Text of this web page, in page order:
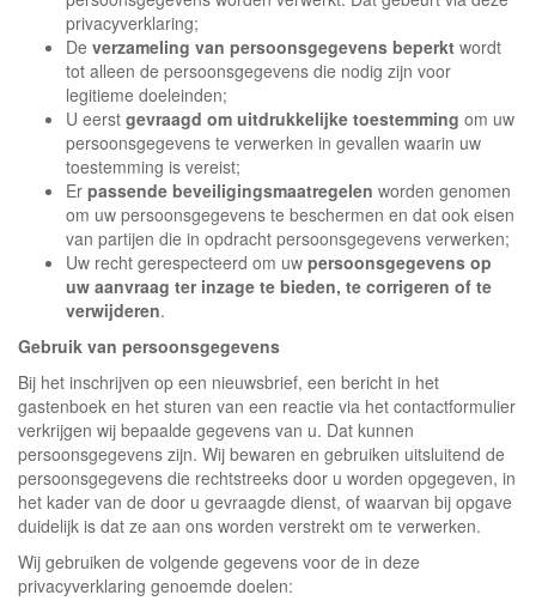
privacyverklaring;
De verzameling van persoonsgegevens beperkt wordt
tot alleen de persoonsgegevens die nodig zijn voor
legitieme doeleinden;
U eerst gevraagd om uitdrukkelijke toestemming om uw
persoonsgegevens te verwerken in gevallen waarin uw
toestemming is vereist;
Er passende beveiligingsmaatregelen worden genomen
om uw persoonsgegevens te beschermen en dat ook eisen
van partijen die in opdracht persoonsgegevens verwerken;
Uw recht gerespecteerd om uw persoonsgegevens op
uw aanvraag ter inzage te bieden, te corrigeren of te
verwijderen.
Gebruik van persoonsgegevens
Bij het inschrijven op een nieuwsbrief, een bericht in het
gastenboek en het sturen van een reactie via het contactformulier
verkrijgen wij bepaalde gegevens van u. Dat kunnen
persoonsgegevens zijn. Wij bewaren en gebruiken uitsluitend de
persoonsgegevens die rechtstreeks door u worden opgegeven, in
het kader van de door u gevraagde dienst, of waarvan bij opgave
duidelijk is dat ze aan ons worden verstrekt om te verwerken.
Wij gebruiken de volgende gegevens voor de in deze
privacyverklaring genoemde doelen: